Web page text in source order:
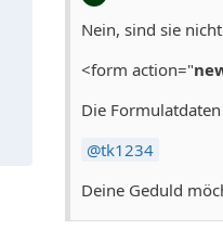
Nein, sind sie
<form action="
Die
tk1234
Deine Geduld